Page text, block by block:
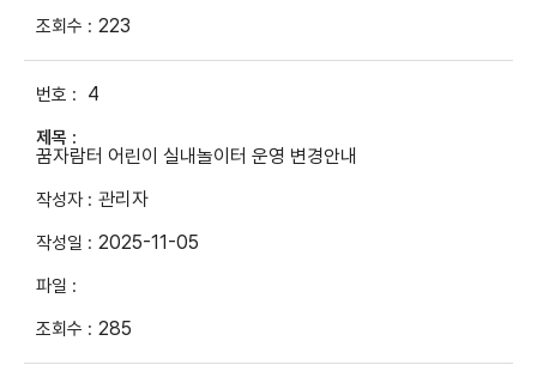
223
4
꿈자람터 어린이 실내놀이터 운영 변경안내
관리자
2025-11-05
285